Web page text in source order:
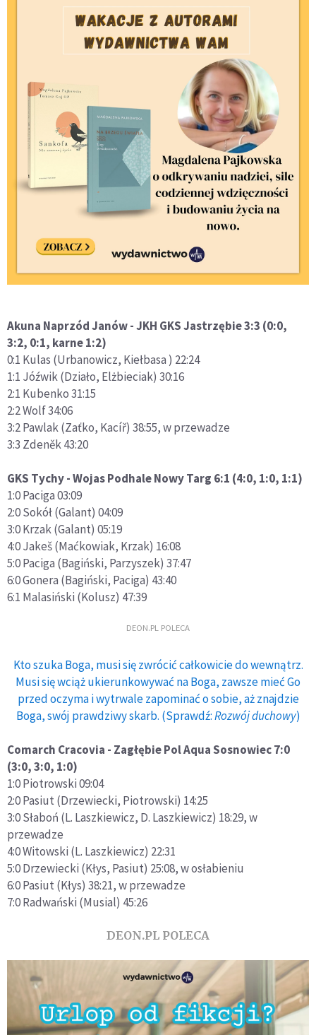
Akuna Naprzód Janów - JKH GKS Jastrzębie 3:3 (0:0,
3:2, 0:1, karne 1:2)
0:1 Kulas (Urbanowicz, Kiełbasa ) 22:24
1:1 Jóźwik (Działo, Elżbieciak) 30:16
2:1 Kubenko 31:15
2:2 Wolf 34:06
3:2 Pawlak (Zaťko, Kacíř) 38:55, w przewadze
3:3 Zdeněk 43:20
GKS Tychy - Wojas Podhale Nowy Targ 6:1 (4:0, 1:0, 1:1)
1:0 Paciga 03:09
2:0 Sokół (Galant) 04:09
3:0 Krzak (Galant) 05:19
4:0 Jakeš (Maćkowiak, Krzak) 16:08
5:0 Paciga (Bagiński, Parzyszek) 37:47
6:0 Gonera (Bagiński, Paciga) 43:40
6:1 Malasiński (Kolusz) 47:39
DEON.PL POLECA
Kto szuka Boga, musi się zwrócić całkowicie do wewnątrz.
Musi się wciąż ukierunkowywać na Boga, zawsze mieć Go
przed oczyma i wytrwale zapominać o sobie, aż znajdzie
Boga, swój prawdziwy skarb. (Sprawdź:Rozwój duchowy)
Comarch Cracovia - Zagłębie Pol Aqua Sosnowiec 7:0
(3:0, 3:0, 1:0)
1:0 Piotrowski 09:04
2:0 Pasiut (Drzewiecki, Piotrowski) 14:25
3:0 Słaboń (L. Laszkiewicz, D. Laszkiewicz) 18:29, w
przewadze
4:0 Witowski (L. Laszkiewicz) 22:31
5:0 Drzewiecki (Kłys, Pasiut) 25:08, w osłabieniu
6:0 Pasiut (Kłys) 38:21, w przewadze
7:0 Radwański (Musial) 45:26
DEON.PL POLECA